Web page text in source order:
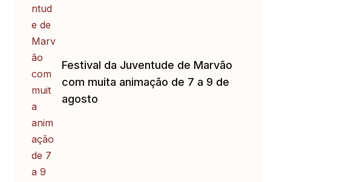
Festival da Juventude de Marvão
com muita animação de 7 a 9 de
agosto